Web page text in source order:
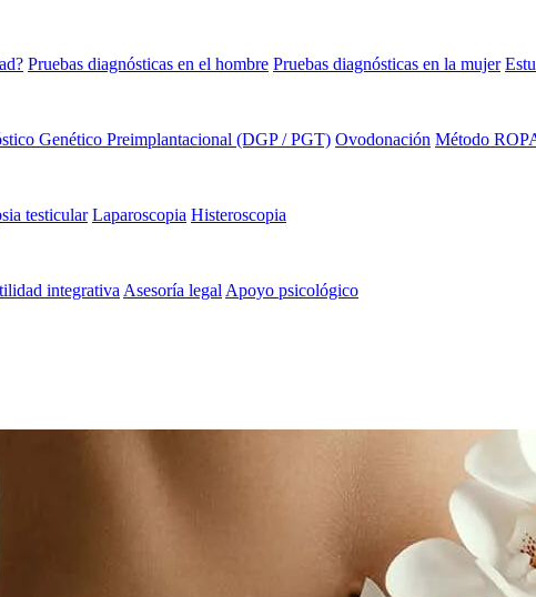
Pruebas diagnósticas en el hombre Pruebas diagnósticas en la mujer
Genético Preimplantacional (DGP / PGT) Ovodonación Método
testicular Laparoscopia Histeroscopia
integrativa Asesoría legal Apoyo psicológico